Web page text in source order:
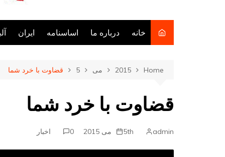
خانه درباره ما اساسنامه ایران
Home
2015 می 5 قضاوت با خرد شما
قضاوت با خرد شما
admin 5th می 2015 0 اخبار